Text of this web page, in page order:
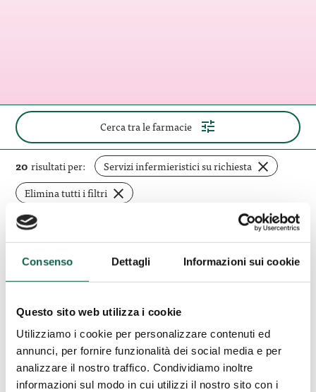
Consenso Dettagli Informazioni sui cookie
Questo sito web utilizza i cookie
Utilizziamo i cookie per personalizzare contenuti ed
annunci, per fornire funzionalità dei social media e per
analizzare il nostro traffico. Condividiamo inoltre
informazioni sul modo in cui utilizzi il nostro sito con i
Cerca tra le farmacie (apri
pannello
di
ricerca)
20 risultati per: Servizi infermieristici su richiesta rimuovi
filtro
Elimina tutti i filtri
Udine (UD)
Della Dott.ssa Antonella
Colutta & C. Snc
Piazza Giuseppe Garibaldi, 10 33100, Udine,
UD
Antonio
Colutta
Dott.ssa
Antonella
Colutta
&
C.